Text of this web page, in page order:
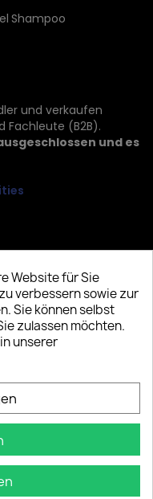
Shampoo
und verkaufen
Fachleute (B2B).
und es
Website für Sie
verbessern sowie zur
Sie können selbst
zulassen möchten.
unserer